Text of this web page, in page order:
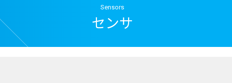
Sensors
センサ